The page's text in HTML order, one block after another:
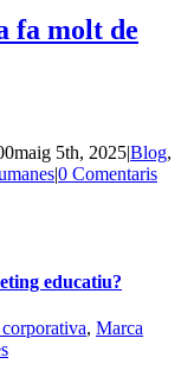
fa molt de
maig 5th, 2025|Blog,
|0 Comentaris
educatiu?
, Marca